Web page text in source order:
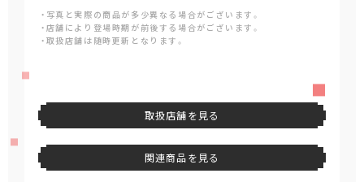
・写真と実際の商品が多少異なる場合がございます。
・店舗により登場時期が前後する場合がございます。
・取扱店舗は随時更新となります。
取扱店舗を見る
関連商品を見る